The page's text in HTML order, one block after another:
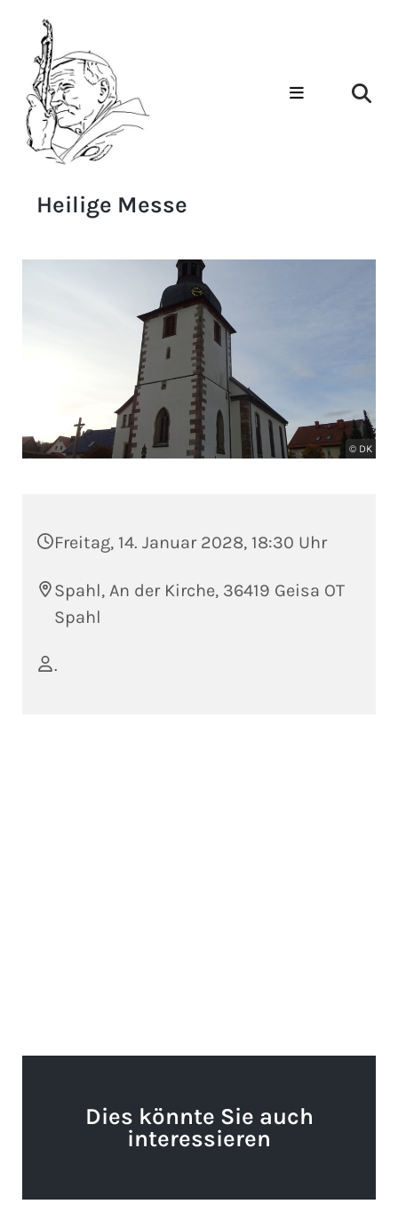
Heilige Messe
© DK
Freitag, 14. Januar 2028, 18:30 Uhr
Spahl, An der Kirche, 36419 Geisa OT
Spahl
.
Dies könnte Sie auch
interessieren